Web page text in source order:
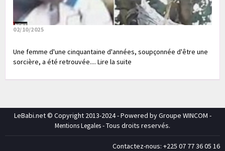
02/10/2025
Une femme d'une cinquantaine d'années, soupçonnée d'être une
sorcière, a été retrouvée.... Lire la suite
LeBabi.net © Copyright 2013-2024 - Powered by Groupe WINCOM -
Mentions Legales- Tous droits reservés.
Contactez-nous: +225 07 77 36 05 16